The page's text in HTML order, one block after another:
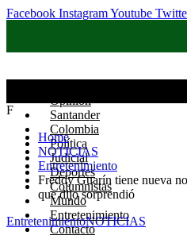
Facebook InstagramYoutube
Opinión
Santander
Colombia
Política
Judicial
Deportes
Columnistas
Mundo
Entretenimiento
Contacto
F
Home
NOTICIAS
Entretenimiento
Freddy Guarín tiene nueva
que dijo sorprendió
EntretenimientoNOTICIAS